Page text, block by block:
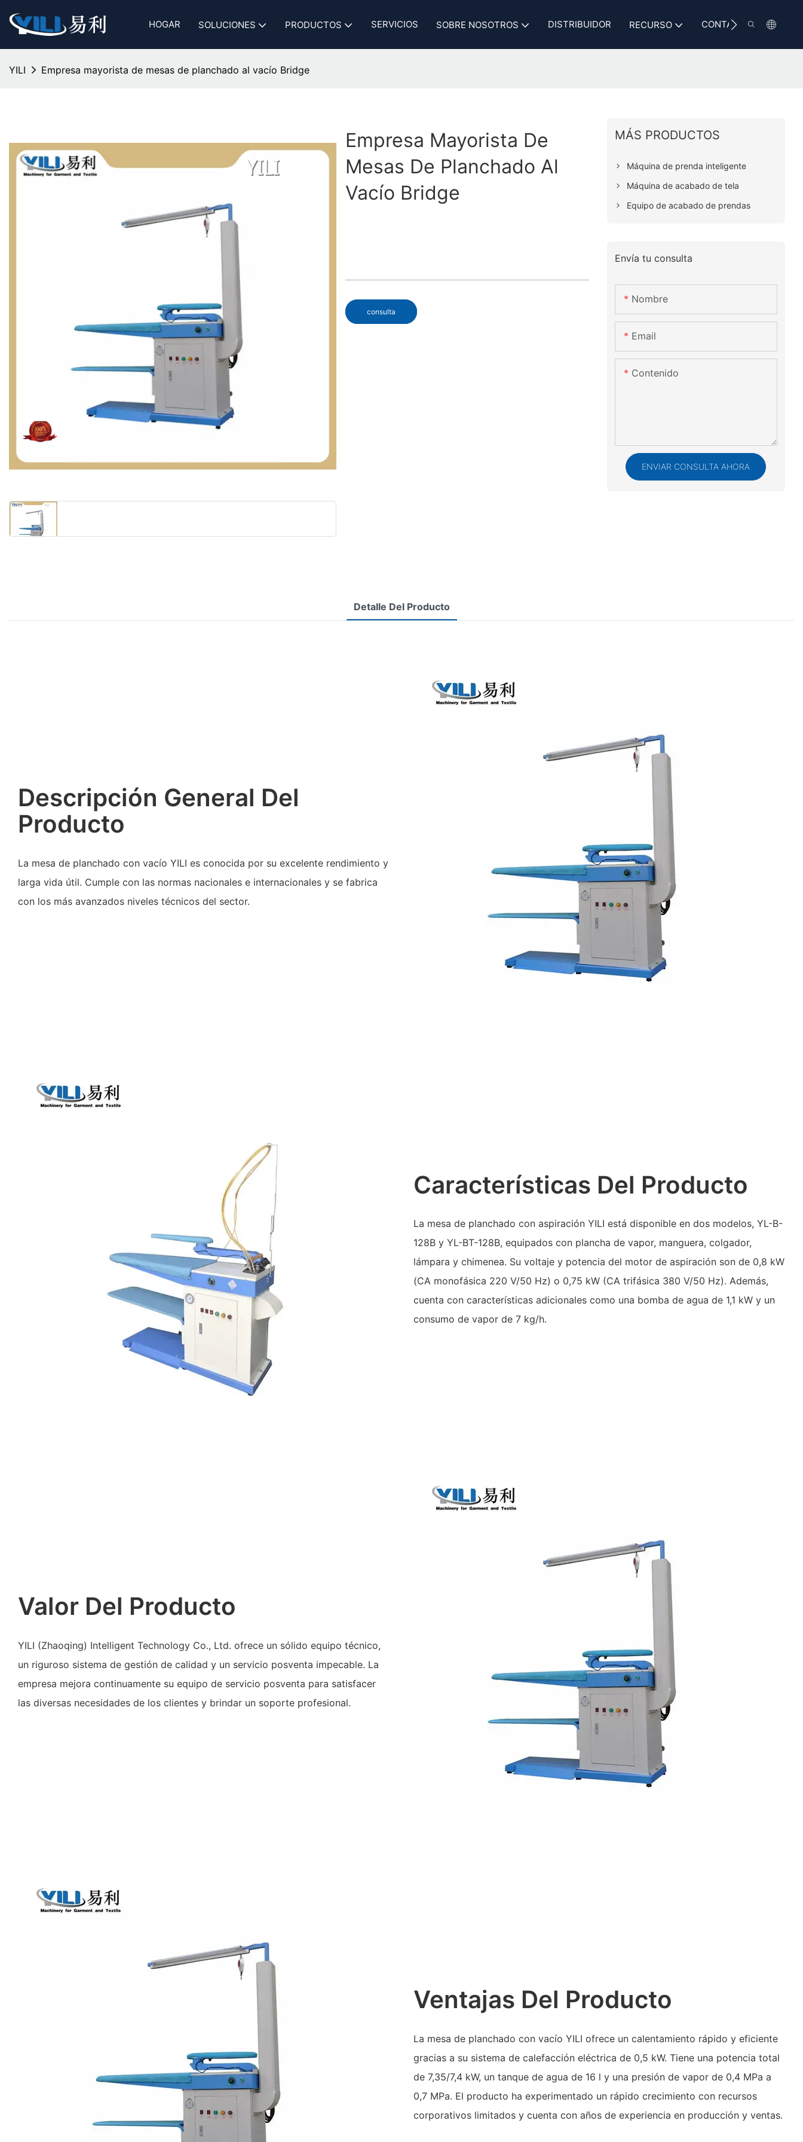
HOGAR SOLUCIONES PRODUCTOS SERVICIOS SOBRE NOSOTROS DISTRIBUIDOR RECURSO CONTACTO
YILI Empresa mayorista de mesas de planchado al vacío Bridge
Empresa Mayorista De
Mesas De Planchado Al
Vacío Bridge
consulta
MÁS PRODUCTOS
Máquina de prenda inteligente
Máquina de acabado de tela
Equipo de acabado de prendas
Envía tu consulta
Nombre
Email
Contenido
ENVIAR CONSULTA AHORA
Detalle Del Producto
Descripción General Del
Producto
La mesa de planchado con vacío YILI es conocida por su excelente rendimiento y
larga vida útil. Cumple con las normas nacionales e internacionales y se fabrica
con los más avanzados niveles técnicos del sector.
Características Del Producto
La mesa de planchado con aspiración YILI está disponible en dos modelos, YL-B-
128B y YL-BT-128B, equipados con plancha de vapor, manguera, colgador,
lámpara y chimenea. Su voltaje y potencia del motor de aspiración son de 0,8 kW
(CA monofásica 220 V/50 Hz) o 0,75 kW (CA trifásica 380 V/50 Hz). Además,
cuenta con características adicionales como una bomba de agua de 1,1 kW y un
consumo de vapor de 7 kg/h.
Valor Del Producto
YILI (Zhaoqing) Intelligent Technology Co., Ltd. ofrece un sólido equipo técnico,
un riguroso sistema de gestión de calidad y un servicio posventa impecable. La
empresa mejora continuamente su equipo de servicio posventa para satisfacer
las diversas necesidades de los clientes y brindar un soporte profesional.
Ventajas Del Producto
La mesa de planchado con vacío YILI ofrece un calentamiento rápido y eficiente
gracias a su sistema de calefacción eléctrica de 0,5 kW. Tiene una potencia total
de 7,35/7,4 kW, un tanque de agua de 16 l y una presión de vapor de 0,4 MPa a
0,7 MPa. El producto ha experimentado un rápido crecimiento con recursos
corporativos limitados y cuenta con años de experiencia en producción y ventas.